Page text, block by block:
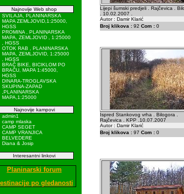
Najnovije Web shop
SVILAJA, PLANINARSKA
MAPA ZEMLJOVID,1:25000,
HGSS
PROMINA , PLANINARSKA
MAPA, ZEMLJOVID , 1:25000
, HGSS
OTOK RAB , PLANINARSKA
MAPA, ZEMLJOVID, 1:25000
, HGSS
BRAČ BIKE, BICIKLOM PO
BRAČU, MAPA 1:45000,
HGSS
DINARA-TROGLAVSKA
SKUPINA-ZAPAD
,PLANINARSKA
MAPA,1:25000
Najnovije kampovi
admin1
camp mlaska
CAMP SEGET
CAMP VRANJICA
BELVEDERE
Diana & Josip
Interesantni linkovi
Planinarski forum
po gledanosti
Lijepi šumski predjeli . Rajčevica .
. 10.02.2007 .
Autor : Damir Klarić
Broj klikova : 92 Com : 0
Ispred Stankovog vrha . Bilogora .
Rajčevica . KPP .10.07.2007
Autor : Damir Klarić
Broj klikova : 97 Com : 0